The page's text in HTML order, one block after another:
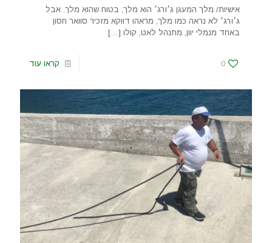
אישיות/ מלך המעגן ג׳ורג׳ הוא מלך, בטוח שהוא מלך. אבל
ג׳ורג׳ לא נראה כמו מלך, מראהו דווקא מזכיר סוואר חסון
באחד מנמלי יוון, מתנהל לאט, קולו […]
0 קראו עוד